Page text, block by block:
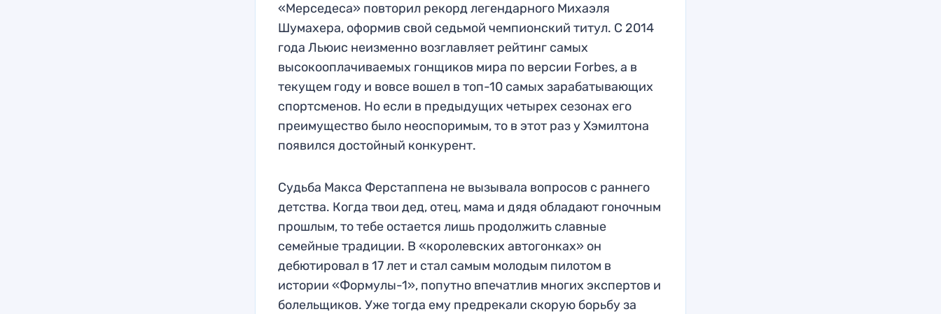
«Мерседеса» повторил рекорд легендарного Михаэля
Шумахера, оформив свой седьмой чемпионский титул. С 2014
года Льюис неизменно возглавляет рейтинг самых
высокооплачиваемых гонщиков мира по версии Forbes, а в
текущем году и вовсе вошел в топ-10 самых зарабатывающих
спортсменов. Но если в предыдущих четырех сезонах его
преимущество было неоспоримым, то в этот раз у Хэмилтона
появился достойный конкурент.
Судьба Макса Ферстаппена не вызывала вопросов с раннего
детства. Когда твои дед, отец, мама и дядя обладают гоночным
прошлым, то тебе остается лишь продолжить славные
семейные традиции. В «королевских автогонках» он
дебютировал в 17 лет и стал самым молодым пилотом в
истории «Формулы-1», попутно впечатлив многих экспертов и
болельщиков. Уже тогда ему предрекали скорую борьбу за